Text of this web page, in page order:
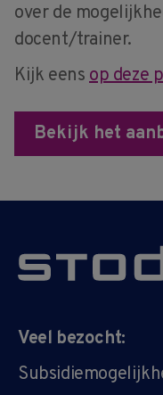
over de
docent/trainer.
Kijk eensop deze
Bekijk het
Veel bezocht: